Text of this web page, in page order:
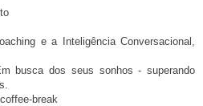
e a Inteligência Conversacional,
busca dos seus sonhos - superando
break